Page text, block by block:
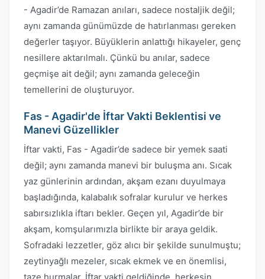
- Agadir’de Ramazan anıları, sadece nostaljik değil;
aynı zamanda günümüzde de hatırlanması gereken
değerler taşıyor. Büyüklerin anlattığı hikayeler, genç
nesillere aktarılmalı. Çünkü bu anılar, sadece
geçmişe ait değil; aynı zamanda geleceğin
temellerini de oluşturuyor.
Fas - Agadir'de İftar Vakti Beklentisi ve
Manevi Güzellikler
İftar vakti, Fas - Agadir’de sadece bir yemek saati
değil; aynı zamanda manevi bir buluşma anı. Sıcak
yaz günlerinin ardından, akşam ezanı duyulmaya
başladığında, kalabalık sofralar kurulur ve herkes
sabırsızlıkla iftarı bekler. Geçen yıl, Agadir’de bir
akşam, komşularımızla birlikte bir araya geldik.
Sofradaki lezzetler, göz alıcı bir şekilde sunulmuştu;
zeytinyağlı mezeler, sıcak ekmek ve en önemlisi,